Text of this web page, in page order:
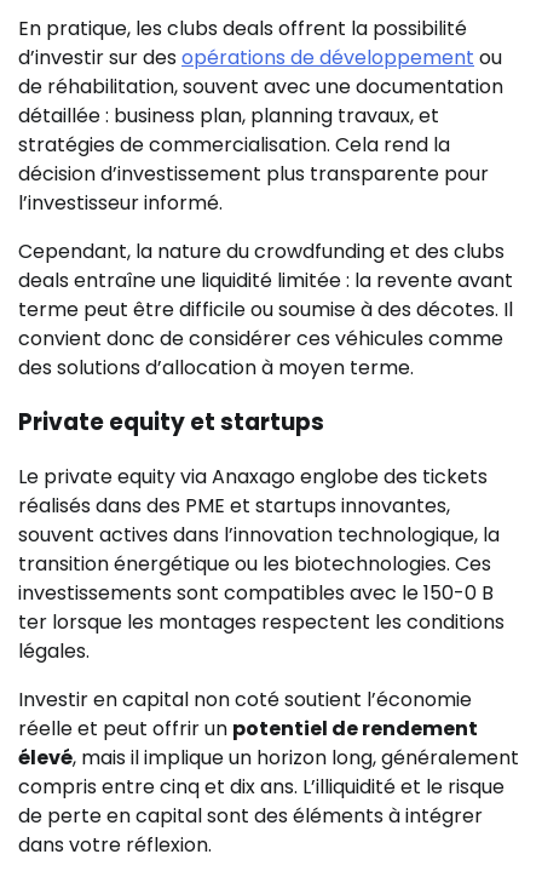
En pratique, les clubs deals offrent la possibilité
d’investir sur desopérations de développement ou
de réhabilitation, souvent avec une documentation
détaillée : business plan, planning travaux, et
stratégies de commercialisation. Cela rend la
décision d’investissement plus transparente pour
l’investisseur informé.
Cependant, la nature du crowdfunding et des clubs
deals entraîne une liquidité limitée : la revente avant
terme peut être difficile ou soumise à des décotes. Il
convient donc de considérer ces véhicules comme
des solutions d’allocation à moyen terme.
Private equity et startups
Le private equity via Anaxago englobe des tickets
réalisés dans des PME et startups innovantes,
souvent actives dans l’innovation technologique, la
transition énergétique ou les biotechnologies. Ces
investissements sont compatibles avec le 150-0 B
ter lorsque les montages respectent les conditions
légales.
Investir en capital non coté soutient l’économie
réelle et peut offrir un potentiel de rendement
élevé, mais il implique un horizon long, généralement
compris entre cinq et dix ans. L’illiquidité et le risque
de perte en capital sont des éléments à intégrer
dans votre réflexion.